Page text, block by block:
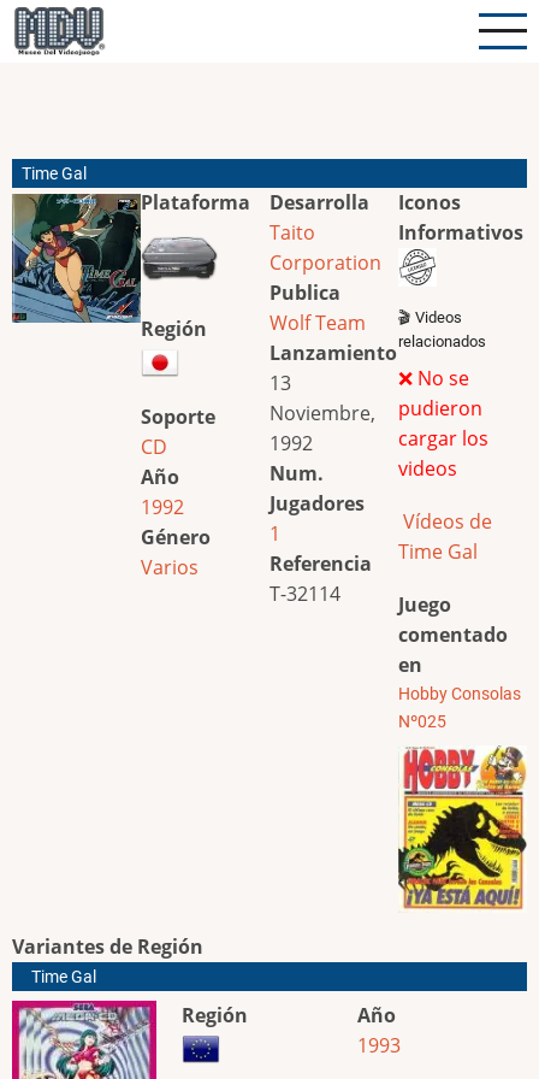
Pasar
al
Time Gal
Plataforma
Región
Soporte
CD
Año
1992
Género
Varios
Desarrolla
Taito
Corporation
Publica
Wolf Team
Lanzamiento
13
Noviembre,
1992
Num.
Jugadores
1
Referencia
T-32114
Iconos
Informativos
🎬 Videos
relacionados
❌ No se
pudieron
cargar los
videos
Vídeos de
Time Gal
Juego
comentado
en
Hobby Consolas
Nº025
Variantes de Región
Time Gal
Región
Año
1993